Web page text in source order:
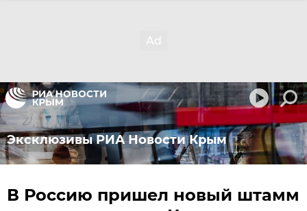
Эксклюзивы РИА Новости Крым
В Россию пришел новый штамм